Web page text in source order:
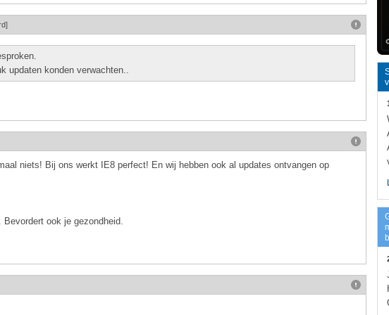
updaten konden verwachten..
niets! Bij ons werkt IE8 perfect! En wij hebben ook al updates ontvangen op
ook je gezondheid.